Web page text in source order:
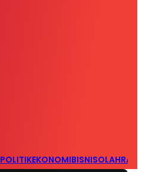
POLITIKEKONOMIBISNIS